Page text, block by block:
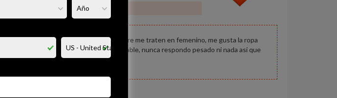
gusta que me digan nicol y que siempre me traten en femenino, me gusta la ropa
una conversacion grata con quien me hable, nunca respondo pesado ni nada asi que
CATEGORÍAS